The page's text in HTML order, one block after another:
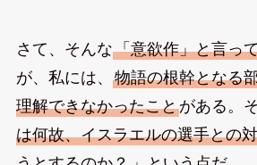
さて、そんな「意欲作」と言っ
が、私には、 物語の根幹となる
理解できなかったことがある。
は何故、イスラエルの選手との